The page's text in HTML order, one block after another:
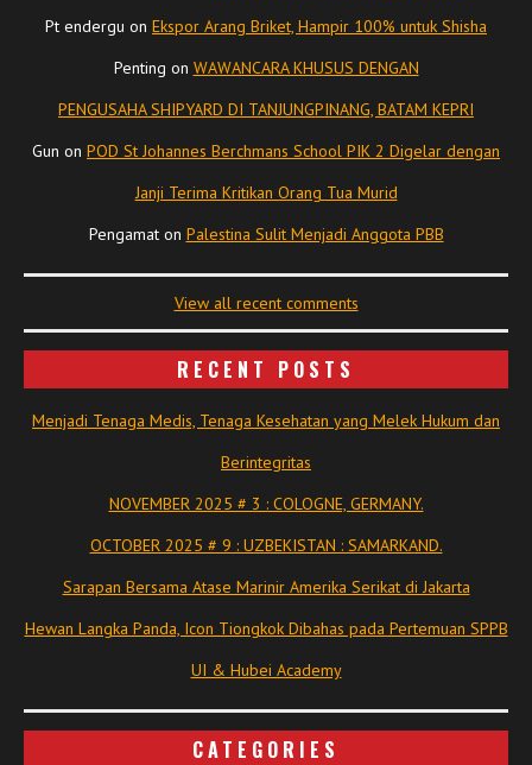
Pt endergu on Ekspor Arang Briket, Hampir 100% untuk Shisha
Penting on WAWANCARA KHUSUS DENGAN
PENGUSAHA SHIPYARD DI TANJUNGPINANG, BATAM KEPRI
Gun on POD St Johannes Berchmans School PIK 2 Digelar dengan
Janji Terima Kritikan Orang Tua Murid
Pengamaton Palestina Sulit Menjadi Anggota PBB
View all recent comments
RECENT POSTS
Menjadi Tenaga Medis, Tenaga Kesehatan yang Melek Hukum dan
Berintegritas
NOVEMBER 2025 # 3 : COLOGNE, GERMANY.
OCTOBER 2025 # 9 : UZBEKISTAN : SAMARKAND.
Sarapan Bersama Atase Marinir Amerika Serikat di Jakarta
Hewan Langka Panda, Icon Tiongkok Dibahas pada Pertemuan SPPB
UI & Hubei Academy
CATEGORIES